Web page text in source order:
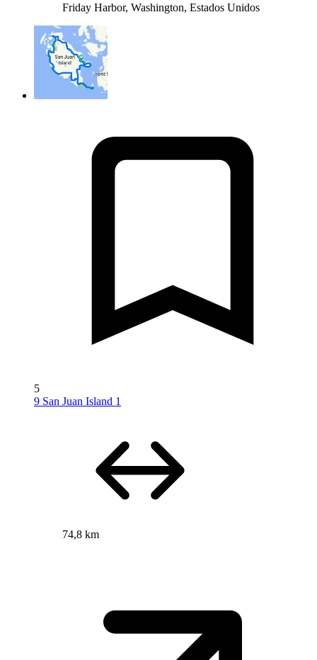
Friday Harbor, Washington, Estados Unidos
5
9 San Juan Island 1
74,8 km